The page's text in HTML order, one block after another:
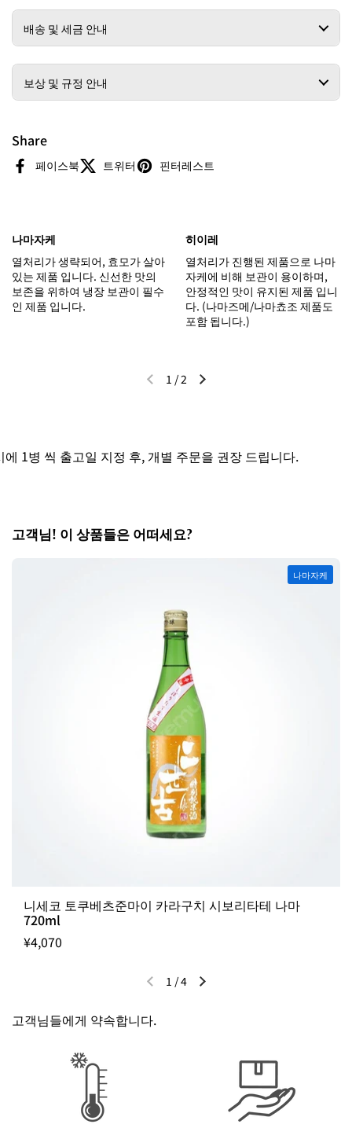
배송 및 세금 안내
보상 및 규정 안내
Share
페이스북 트위터 핀터레스트
나마자케
열처리가 생략되어, 효모가 살아
있는 제품 입니다. 신선한 맛의
보존을 위하여 냉장 보관이 필수
인 제품 입니다.
히이레
열처리가 진행된 제품으로 나마
자케에 비해 보관이 용이하며,
안정적인 맛이 유지된 제품 입니
다. (나마즈메/나마쵸조 제품도
포함 됩니다.)
이전 슬라이드다음 슬라이드
1 /2
병 씩 출고일 지정 후, 개별 주문을 권장 드립니다.
고객님! 이 상품들은 어떠세요?
니세코 토쿠베츠준마이 카라구치 시보리타테 나마
720ml
¥4,070
나마자케
이전 슬라이드다음 슬라이드
1 /4
고객님들에게 약속합니다.